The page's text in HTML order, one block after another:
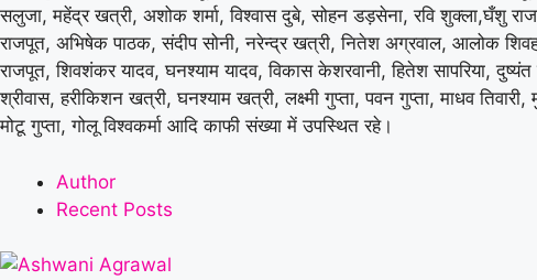
सलुजा, महेंद्र खत्री, अशोक शर्मा, विश्वास दुबे, सोहन डड़सेना, रवि शुक्ला,घँशु
राजपूत, अभिषेक पाठक, संदीप सोनी, नरेन्द्र खत्री, नितेश अग्रवाल, आलोक
राजपूत, शिवशंकर यादव, घनश्याम यादव, विकास केशरवानी, हितेश सापरिया,
श्रीवास, हरीकिशन खत्री, घनश्याम खत्री, लक्ष्मी गुप्ता, पवन गुप्ता, माधव तिवारी,
मोटू गुप्ता, गोलू विश्वकर्मा आदि काफी संख्या में उपस्थित रहे।
Author
Recent Posts